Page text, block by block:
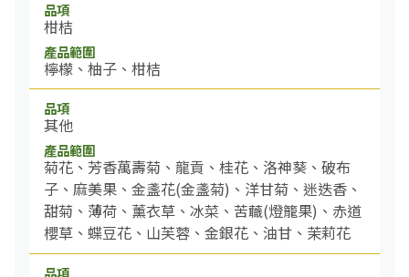
柑桔
檸檬、柚子、柑桔
其他
菊花、芳香萬壽菊、龍貢、桂花、洛神葵、破布
子、麻美果、金盞花(金盞菊)、洋甘菊、迷迭香、
甜菊、薄荷、薰衣草、冰菜、苦蘵(燈籠果)、赤道
櫻草、蝶豆花、山芙蓉、金銀花、油甘、茉莉花